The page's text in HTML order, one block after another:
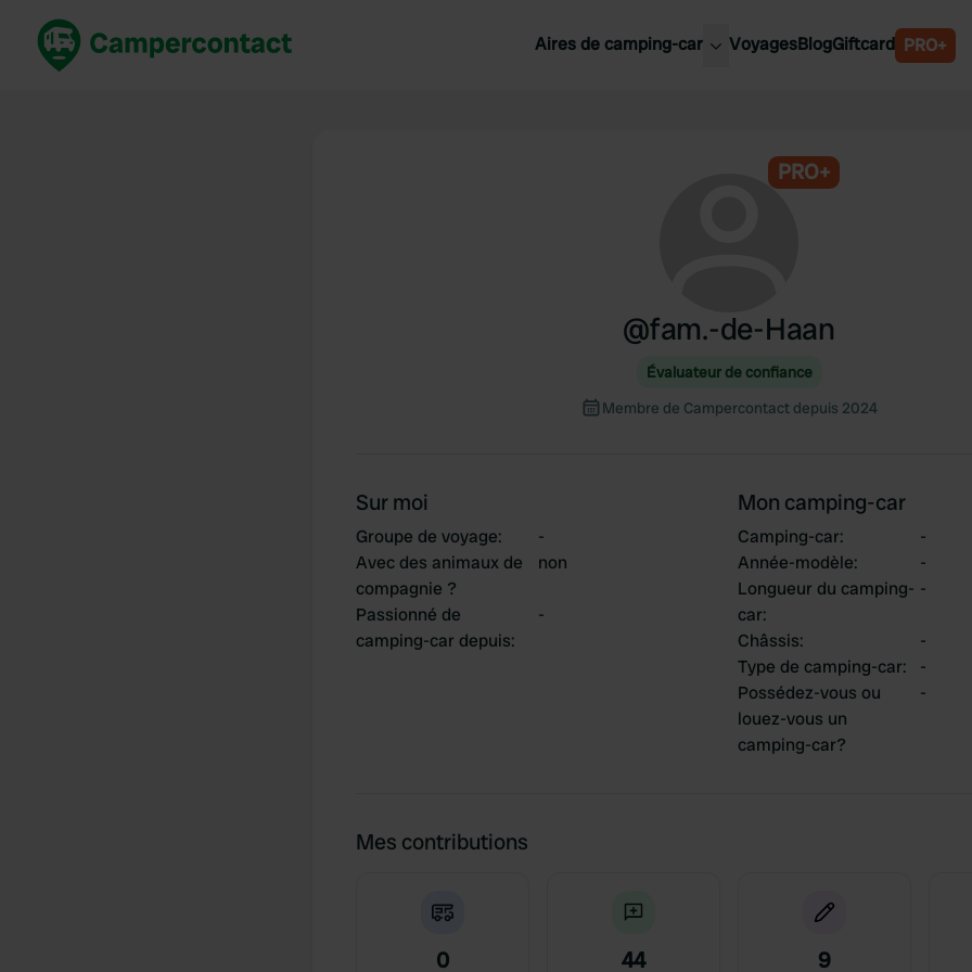
Aires de camping-car VoyagesBlogGiftcard PRO+
PRO+
@fam.-de-Haan
Évaluateur de confiance
Membre de Campercontact depuis 2024
Sur moi
Groupe de voyage:
-
Avec des animaux de
compagnie ?
non
Passionné de
camping-car depuis:
-
Mon camping-car
Camping-car:
-
Année-modèle:
-
Longueur du camping-
car:
-
Châssis:
-
Type de camping-car:
-
Possédez-vous ou
louez-vous un
camping-car?
-
Mes contributions
0 44 9